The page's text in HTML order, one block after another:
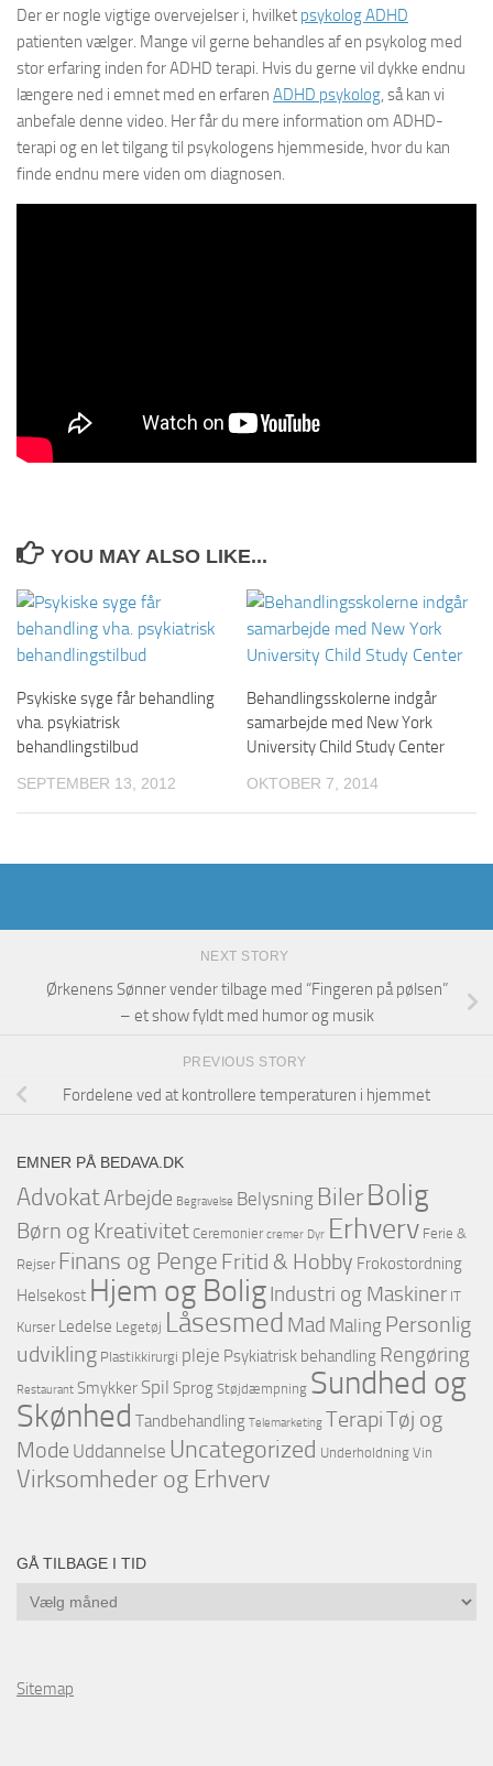
Der er nogle vigtige overvejelser i, hvilket psykolog ADHD
patienten vælger. Mange vil gerne behandles af en psykolog med
stor erfaring inden for ADHD terapi. Hvis du gerne vil dykke endnu
længere ned i emnet med en erfaren ADHD psykolog, så kan vi
anbefale denne video. Her får du mere information om ADHD-
terapi og en let tilgang til psykologens hjemmeside, hvor du kan
finde endnu mere viden om diagnosen.
YOU MAY ALSO LIKE...
Psykiske syge får behandling
vha. psykiatrisk
behandlingstilbud
SEPTEMBER 13, 2012
Behandlingsskolerne indgår
samarbejde med New York
University Child Study Center
OKTOBER 7, 2014
NEXT STORY
Ørkenens Sønner vender tilbage med “Fingeren på pølsen”
– et show fyldt med humor og musik
PREVIOUS STORY
Fordelene ved at kontrollere temperaturen i hjemmet
EMNER PÅ BEDAVA.DK
AdvokatArbejde Begravelse Belysning BilerBolig
Børn og Kreativitet Ceremonier cremer Dyr Erhverv Ferie &
Rejser Finans og Penge Fritid & Hobby Frokostordning
Helsekost Hjem og BoligIndustri og Maskiner IT
Kurser Ledelse Legetøj Låsesmed Mad Maling Personlig
udvikling Plastikkirurgi pleje Psykiatrisk behandling Rengøring
Restaurant Smykker Spil Sprog Støjdæmpning Sundhed og
Skønhed Tandbehandling Telemarketing TerapiTøj og
Mode Uddannelse Uncategorized Underholdning Vin
Virksomheder og Erhverv
GÅ TILBAGE I TID
Gå
Sitemap